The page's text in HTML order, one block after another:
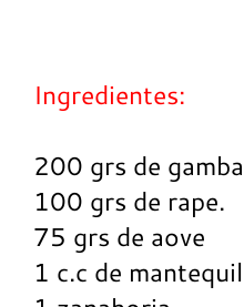
Ingredientes:
200 grs de
100 grs de rape.
75 grs de aove
1 c.c de